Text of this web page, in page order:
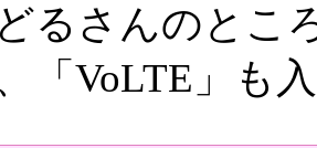
るさんのとこ
「VoLTE」も